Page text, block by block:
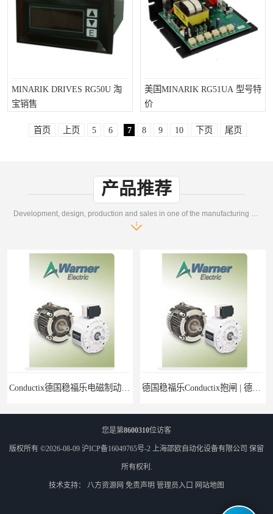
MINARIK DRIVES RG50U 淘
宝销售
美国MINARIK RG51UA 型号特
价
首页 上页 5 6 7 8 9 10 下页 尾页
产品推荐
Development, design, production and sales in one of the manufacturing enterprises
您是第8600310位访客
版权所有 ©2026-08-09 沪ICP备16049765号-2 上海邵欧自动化设备有限公司 保留
所有权利.
技术支持： 八方资源网 免责声明 管理员入口 网站地图